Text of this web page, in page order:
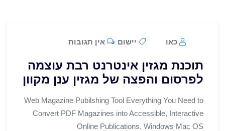
כאו יישום אין תגובות
תוכנת מגזין אינטרנט רבת עוצמה
לפרסום והפצה של מגזין ענן מקוון
Web Magazine Pubilshing Tool Everything You Need to
Convert PDF Magazines into Accessible, Interactive
Online Publications. Windows Mac OS